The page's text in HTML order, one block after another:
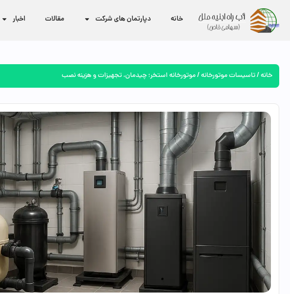
خانه دپارتمان های شرکت مقالات اخبار
خانه/تاسیسات موتورخانه/ موتورخانه استخر؛ چیدمان، تجهیزات و هزینه نصب